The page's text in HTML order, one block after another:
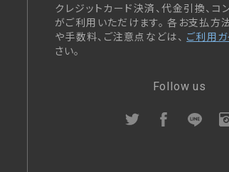
クレジットカード決済、代金引換、コ
がご利用いただけます。 各お支払方
や手数料、ご注意点などは、 ご利用ガ
さい。
Follow us